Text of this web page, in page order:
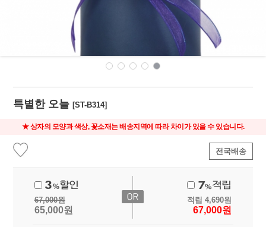
특별한 오늘[ST-B314]
★ 상자의 모양과 색상, 꽃소재는 배송지역에 따라 차이가 있을 수 있습니다.
전국배송
67,000원
65,000원
적립 4,690원
67,000원